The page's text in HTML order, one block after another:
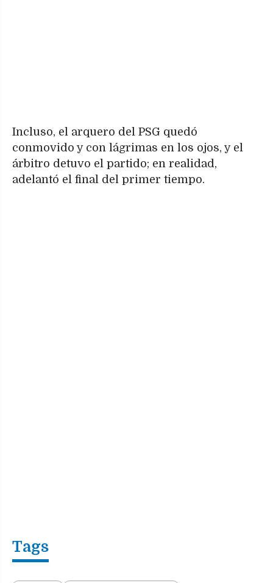
Incluso, el arquero del PSG quedó
conmovido y con lágrimas en los ojos, y el
árbitro detuvo el partido; en realidad,
adelantó el final del primer tiempo.